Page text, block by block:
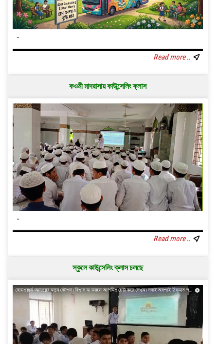
..
Read more ..
কওমী মাদরাসায় কাউন্সেলিং ক্লাস
..
Read more ..
স্কুলে কাউন্সেলিং ক্লাস চলছে